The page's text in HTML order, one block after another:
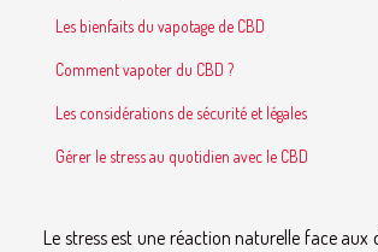
Les bienfaits du vapotage de CBD
Comment vapoter du CBD ?
Les considérations de sécurité et légales
Gérer le stress au quotidien avec le CBD
Le stress est une réaction naturelle face aux